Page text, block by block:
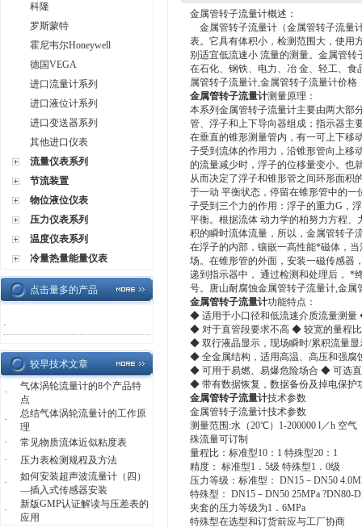
科隆
罗斯蒙特
霍尼韦尔Honeywell
德国VEGA
进口流量计系列
进口液位计系列
进口变送器系列
其他进口仪表
流量仪表系列
节流装置
物位液位仪表
压力仪表系列
温度仪表系列
冷量热量能量仪表
点击量多的产品
·
较早技术文章
·
气体涡轮流量计的8个产品特
点
·
总结气体涡轮流量计的工作原
理
·
常见物质流体近似粘度表
·
压力表检测规程及方法
·
如何安装超声波流量计（四）
—插入式传感器安装
·
新版GMP认证解读与压差表的
应用
金属管转子流量计概述：
金属管转子流量计（金属管转子流量
表。它具有体积小，检测范围大，使用
别适宜低流速小 流量的测量。金属管
在石化、钢铁、电力、冶 金、轻工、
属管转子流量计,金属管转子流量计价格
金属管转子流量计测量原理：
本系列金属管转子流量计主要由两大部
管、浮子和上下导向器组成；指示器主
在垂直的锥形测量管内，有一可上下
子受到流体的作用力，沿锥形管向上移
的流量减少时，浮子的位移量变小。也
从而决定了浮子和锥形管之间环形面积
于一动 平衡状态，停留在锥形管中的
子受到三个力的作用：浮子的重力G，
平衡。根据流体 动力学的柏努力方程
积的瞬时流体流量，所以，金属管转子
在浮子的内部，镶嵌一高性能*磁体，
场。在锥形管的外面，安装一磁传感器
递到指示器中， 通过检测和处理后， *
号。唐山耐腐蚀金属管转子流量计,金
金属管转子流量计功能特点：
◆ 适用于小口径和低流速介质流量测
◆ 对于直管段要求不高 ◆ 较宽的量程
◆ 双行液晶显示，现场瞬时/累积流量
◆ 全金属结构，适用高温、高压和强
◆ 可用于易燃、易爆危险场合 ◆ 可选
◆ 带有数据恢复，数据备份及掉电保护
金属管转子流量计技术参数
金属管转子流量计技术参数
测量范围:水（20℃）1-200000 l／h 空气
殊流量可订制
量程比：标准型10：1 特殊型20：1
精度： 标准型1．5级 特殊型1．0级
压力等级：标准型： DN15－DN50
特殊型： DN15－DN50 25MPa ?DN80-
夹套的压力等级为1．6MPa
特殊型在选型和订货前应与工厂协商